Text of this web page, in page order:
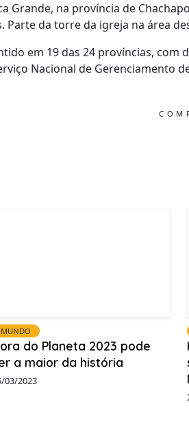
Grande, na província de
Parte da torre da igreja na área
em 19 das 24 províncias, com
Nacional de Gerenciamento
MUNDO
do Planeta 2023 pode
a maior da história
03/2023